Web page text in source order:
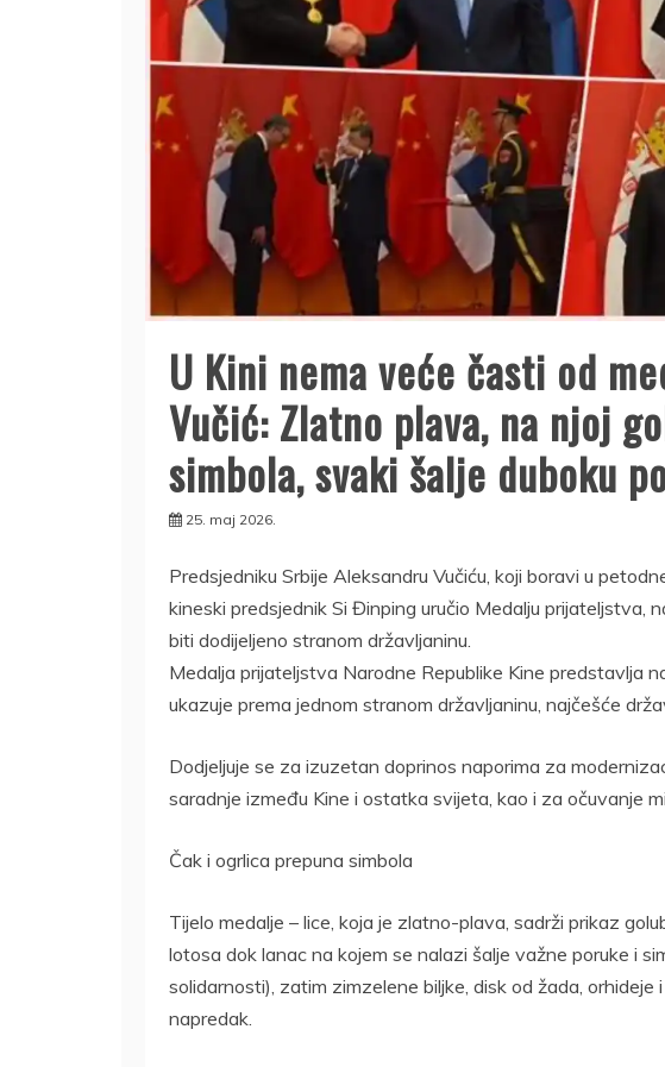
U Kini nema veće časti od
Vučić: Zlatno plava, na njoj
simbola, svaki šalje duboku
25. maj 2026.
Predsjedniku Srbije Aleksandru Vučiću, koji boravi u
kineski predsjednik Si Đinping uručio Medalju prijateljstva,
biti dodijeljeno stranom državljaninu.
Medalja prijateljstva Narodne Republike Kine predstavlja
ukazuje prema jednom stranom državljaninu, najčešće
Dodjeljuje se za izuzetan doprinos naporima za
saradnje između Kine i ostatka svijeta, kao i za očuvanje
Čak i ogrlica prepuna simbola
Tijelo medalje – lice, koja je zlatno-plava, sadrži prikaz
lotosa dok lanac na kojem se nalazi šalje važne poruke i
solidarnosti), zatim zimzelene biljke, disk od žada, orhideje
napredak.